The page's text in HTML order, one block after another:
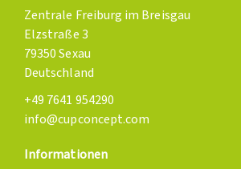
Zentrale Freiburg im Breisgau
Elzstraße 3
79350 Sexau
Deutschland
+49 7641 954290
info@cupconcept.com
Informationen